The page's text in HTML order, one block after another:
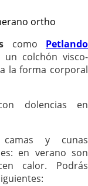
como Petlando
colchón visco-
la forma corporal
dolencias en
y cunas
en verano son
calor. Podrás